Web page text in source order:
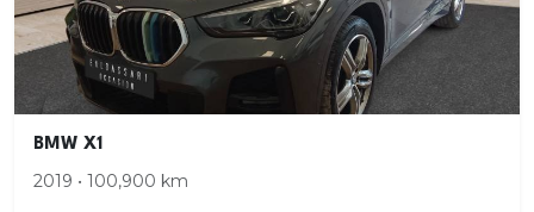
Détecteur de pluie et allumage automatique des
projecteurs
coffre ou la clé radiocommandée
BMW X1
2019 • 100,900 km